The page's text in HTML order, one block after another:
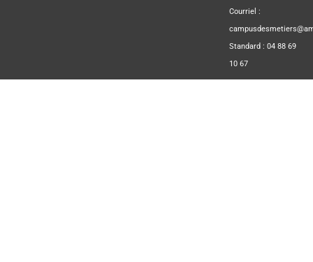
Courriel :
Standard : 04 88 69
10 67